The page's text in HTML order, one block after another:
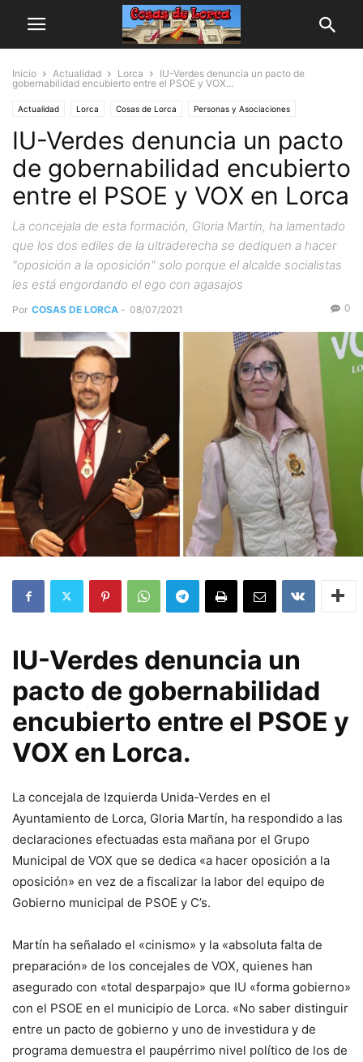
Inicio Actualidad Lorca
IU-Verdes denuncia un pacto de
gobernabilidad encubierto entre el PSOE y VOX...
Actualidad Lorca Cosas de Lorca Personas y Asociaciones
IU-Verdes denuncia un pacto
de gobernabilidad encubierto
entre el PSOE y VOX en Lorca
La concejala de esta formación, Gloria Martín, ha lamentado
que los dos ediles de la ultraderecha se dediquen a hacer
"oposición a la oposición" solo porque el alcalde socialistas
les está engordando el ego con agasajos
Por COSAS DE LORCA - 08/07/2021 0
IU-Verdes denuncia un
pacto de gobernabilidad
encubierto entre el PSOE y
VOX en Lorca.
La concejala de Izquierda Unida-Verdes en el
Ayuntamiento de Lorca, Gloria Martín, ha respondido a las
declaraciones efectuadas esta mañana por el Grupo
Municipal de VOX que se dedica «a hacer oposición a la
oposición» en vez de a fiscalizar la labor del equipo de
Gobierno municipal de PSOE y C’s.
Martín ha señalado el «cinismo» y la «absoluta falta de
preparación» de los concejales de VOX, quienes han
asegurado con «total desparpajo» que IU «forma gobierno»
con el PSOE en el municipio de Lorca. «No saber distinguir
entre un pacto de gobierno y uno de investidura y de
programa demuestra el paupérrimo nivel político de los de